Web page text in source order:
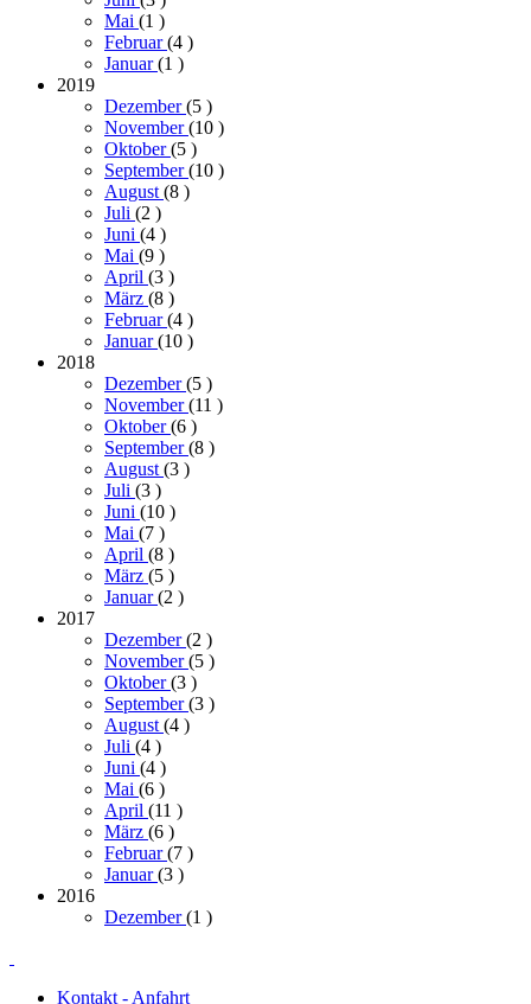
Mai (1 )
Februar(4 )
Januar(1 )
2019
Dezember(5 )
November(10 )
Oktober(5 )
September(10 )
August(8 )
Juli (2 )
Juni (4 )
Mai (9 )
April (3 )
März (8 )
Februar(4 )
Januar(10 )
2018
Dezember(5 )
November(11 )
Oktober(6 )
September(8 )
August(3 )
Juli (3 )
Juni (10 )
Mai (7 )
April (8 )
März (5 )
Januar(2 )
2017
Dezember(2 )
November(5 )
Oktober(3 )
September(3 )
August(4 )
Juli (4 )
Juni (4 )
Mai (6 )
April (11 )
März (6 )
Februar(7 )
Januar(3 )
2016
Dezember(1 )
Kontakt - Anfahrt